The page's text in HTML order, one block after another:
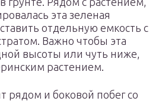
эта зеленая
отдельную емкость с
Важно чтобы эта
высоты или чуть ниже,
растением.
рядом и боковой побег со